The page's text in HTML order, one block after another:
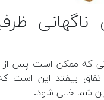
که ممکن است پس از
بیفتد این است
شما خالی شود.